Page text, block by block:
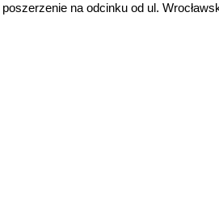
na odcinku od ul.